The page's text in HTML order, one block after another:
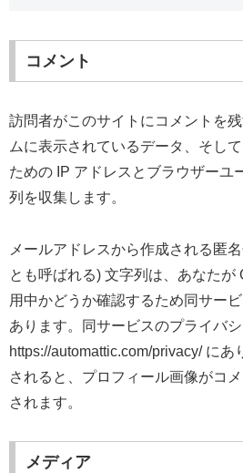
コメント
訪問者がこのサイトにコメントを
ムに表示されているデータ、そし
ための IP アドレスとブラウザーユ
列を収集します。
メールアドレスから作成される匿
とも呼ばれる) 文字列は、あなたが
用中かどうか確認するため同サー
あります。同サービスのプライバ
https://automattic.com/privacy/ に
されると、プロフィール画像がコ
されます。
メディア